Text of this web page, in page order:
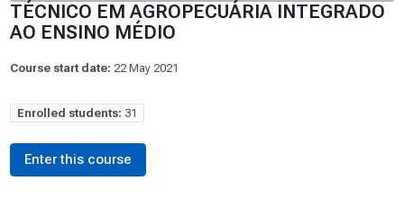
TÉCNICO EM AGROPECUÁRIA INTEGRADO
AO ENSINO MÉDIO
Course start date: 22 May 2021
Enrolled students: 31
Enter this course